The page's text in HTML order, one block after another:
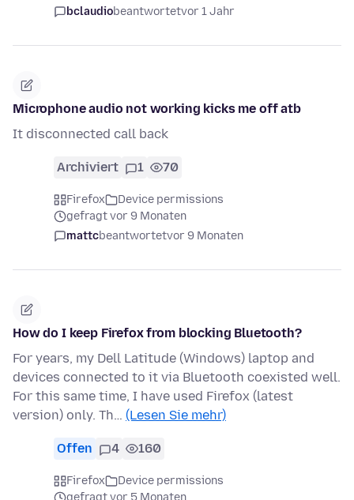
bclaudiobeantwortetvor 1 Jahr
Microphone audio not working kicks me off atb
It disconnected call back
Archiviert 1 70
Firefox
Device permissions
gefragt vor 9 Monaten
mattcbeantwortetvor 9 Monaten
How do I keep Firefox from blocking Bluetooth?
For years, my Dell Latitude (Windows) laptop and
devices connected to it via Bluetooth coexisted well.
For this same time, I have used Firefox (latest
version) only. Th… (Lesen Sie mehr)
Offen 4 160
Firefox
Device permissions